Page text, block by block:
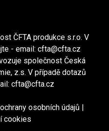
ČFTA produkce s.r.o. V
- email: cfta@cfta.cz
společnost Česká
z.s. V případě dotazů
cfta@cfta.cz
osobních údajů |
cookies